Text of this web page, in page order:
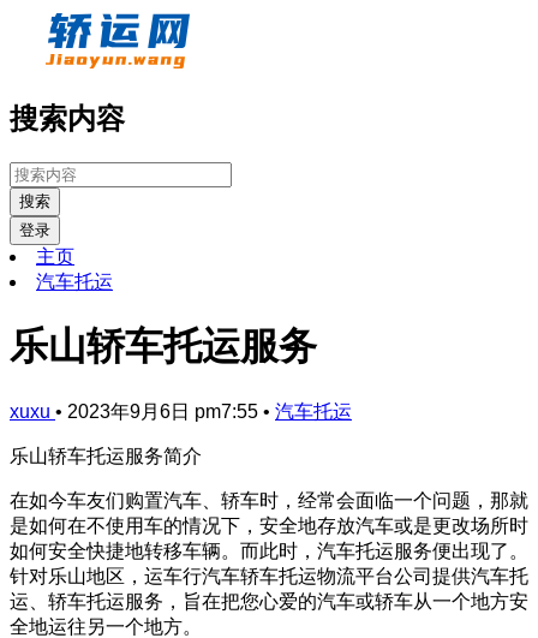
搜索内容
搜索
登录
主页
汽车托运
乐山轿车托运服务
xuxu • 2023年9月6日 pm7:55 • 汽车托运
乐山轿车托运服务简介
在如今车友们购置汽车、轿车时，经常会面临一个问题，那就
是如何在不使用车的情况下，安全地存放汽车或是更改场所时
如何安全快捷地转移车辆。而此时，汽车托运服务便出现了。
针对乐山地区，运车行汽车轿车托运物流平台公司提供汽车托
运、轿车托运服务，旨在把您心爱的汽车或轿车从一个地方安
全地运往另一个地方。